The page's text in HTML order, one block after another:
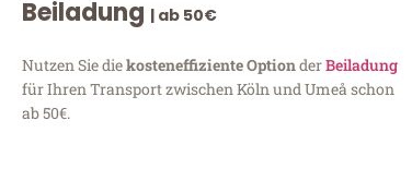
Beiladung | ab 50€
Nutzen Sie diekosteneffiziente OptionderBeiladung
für Ihren Transport zwischen Köln und Umeå schon
ab 50€.